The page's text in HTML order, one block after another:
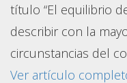
título “El equilibrio
describir con la
circunstancias del
Ver artículo